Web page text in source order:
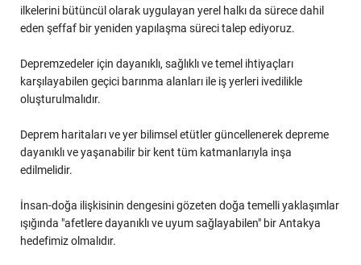
ilkelerini bütüncül olarak uygulayan yerel halkı da sürece dahil
eden şeffaf bir yeniden yapılaşma süreci talep ediyoruz.
Depremzedeler için dayanıklı, sağlıklı ve temel ihtiyaçları
karşılayabilen geçici barınma alanları ile iş yerleri ivedilikle
oluşturulmalıdır.
Deprem haritaları ve yer bilimsel etütler güncellenerek depreme
dayanıklı ve yaşanabilir bir kent tüm katmanlarıyla inşa
edilmelidir.
İnsan-doğa ilişkisinin dengesini gözeten doğa temelli yaklaşımlar
ışığında "afetlere dayanıklı ve uyum sağlayabilen" bir Antakya
hedefimiz olmalıdır.